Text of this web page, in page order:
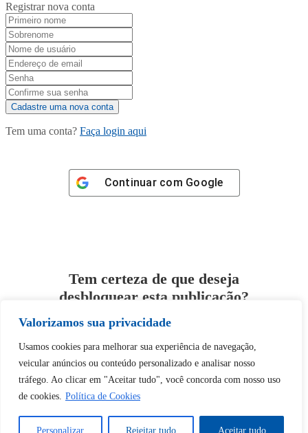
Valorizamos sua privacidade
Usamos cookies para melhorar sua experiência de navegação,
veicular anúncios ou conteúdo personalizado e analisar nosso
tráfego. Ao clicar em "Aceitar tudo", você concorda com nosso uso
de cookies. Política de Cookies
Personalizar Rejeitar tudo Aceitar tudo
Registrar nova conta
Tem uma conta? Faça login aqui
Continuar com Google
Tem certeza de que deseja
desbloquear esta publicação?
Sim Não